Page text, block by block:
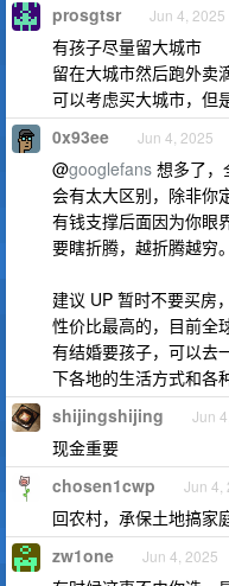
prosgtsr Jun 4, 2025
有孩子尽量留大城市
留在大城市然后跑外卖
可以考虑买大城市，但
0x93ee Jun 4, 2025
@googlefans 想多了，
会有太大区别，除非你
有钱支撑后面因为你眼
要瞎折腾，越折腾越穷。
建议 UP 暂时不要买房
性价比最高的，目前全
有结婚要孩子，可以去
下各地的生活方式和各
shijingshijing Jun
现金重要
chosen1cwp Jun 4,
回农村，承保土地搞家
zw1one Jun 4, 2025